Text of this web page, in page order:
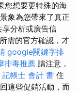
您想要更特殊的海
象為您帶來了真正
分析或廣告信
需的官方確認，才
google關鍵字排
排毒推薦 請注意，
記帳士 會計 書 住
這些促銷活動，而